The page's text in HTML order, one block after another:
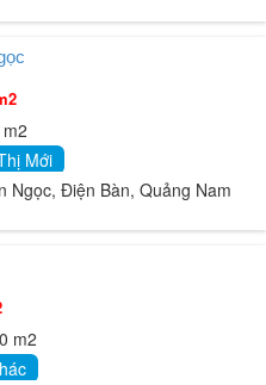
Mới
Ngọc, Điện Bàn, Quảng Nam
m2